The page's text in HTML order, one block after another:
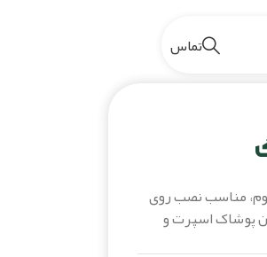
تماس
مناسب نصب روی
پوشاک اسپرت و